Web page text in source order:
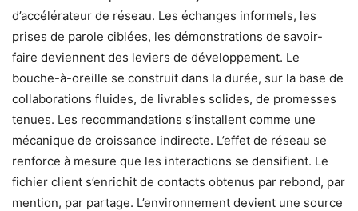
d’accélérateur de réseau. Les échanges informels, les
prises de parole ciblées, les démonstrations de savoir-
faire deviennent des leviers de développement. Le
bouche-à-oreille se construit dans la durée, sur la base de
collaborations fluides, de livrables solides, de promesses
tenues. Les recommandations s’installent comme une
mécanique de croissance indirecte. L’effet de réseau se
renforce à mesure que les interactions se densifient. Le
fichier client s’enrichit de contacts obtenus par rebond, par
mention, par partage. L’environnement devient une source